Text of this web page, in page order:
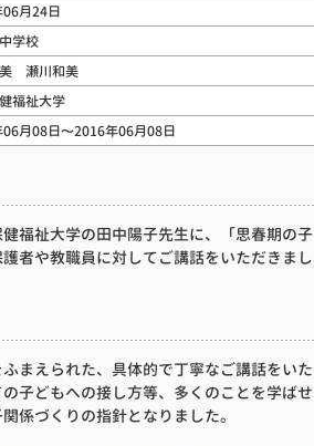
月24日
学校
瀬川和美
福祉大学
月08日〜2016年06月08日
福祉大学の田中陽子先生に、「思春期の子
者や教職員に対してご講話をいただきまし
まえられた、具体的で丁寧なご講話をいた
子どもへの接し方等、多くのことを学ばせ
係づくりの指針となりました。